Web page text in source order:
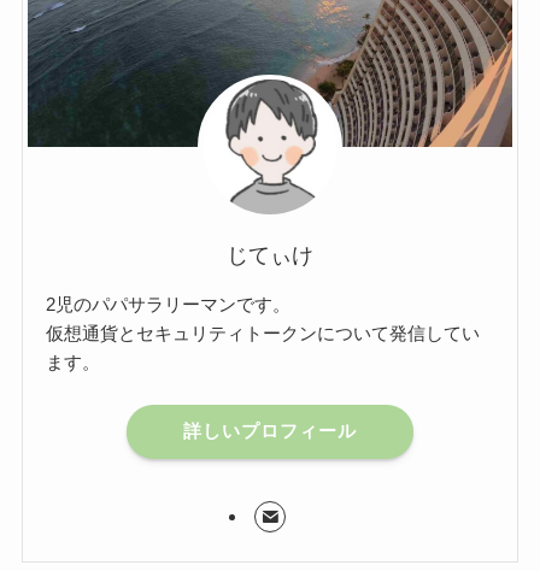
じてぃけ
2児のパパサラリーマンです。
仮想通貨とセキュリティトークンについて発信してい
ます。
詳しいプロフィール